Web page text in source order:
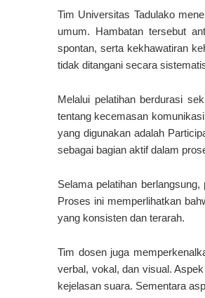
Tim Universitas Tadulako
umum. Hambatan tersebut
spontan, serta kekhawatiran
tidak ditangani secara
Melalui pelatihan berdurasi
tentang kecemasan
yang digunakan adalah
sebagai bagian aktif dalam
Selama pelatihan
Proses ini memperlihatkan
yang konsisten dan terarah.
Tim dosen juga
verbal, vokal, dan visual.
kejelasan suara. Sementara